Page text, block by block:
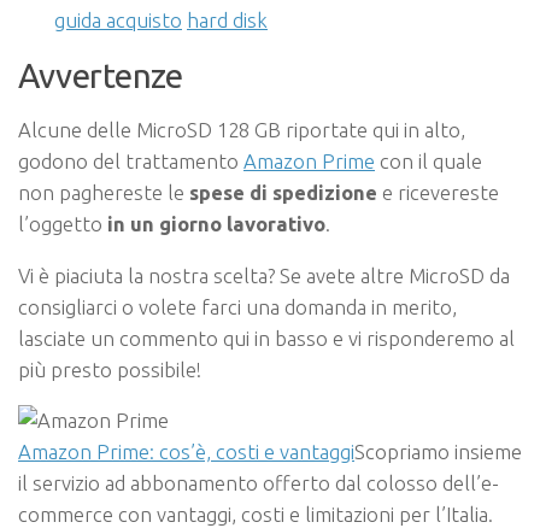
guida acquisto hard disk
Avvertenze
Alcune delle MicroSD 128 GB riportate qui in alto,
godono del trattamento Amazon Prime con il quale
non paghereste le spese di spedizione e ricevereste
l’oggetto in un giorno lavorativo.
Vi è piaciuta la nostra scelta? Se avete altre MicroSD da
consigliarci o volete farci una domanda in merito,
lasciate un commento qui in basso e vi risponderemo al
più presto possibile!
Amazon Prime: cos’è, costi e vantaggiScopriamo insieme
il servizio ad abbonamento offerto dal colosso dell’e-
commerce con vantaggi, costi e limitazioni per l’Italia.